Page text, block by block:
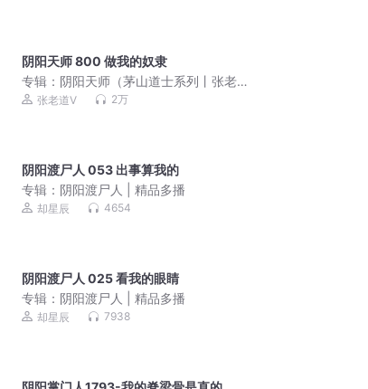
阴阳天师 800 做我的奴隶
专辑： 阴阳天师（茅山道士系列丨张老
道双播）
张老道V 2万
阴阳渡尸人 053 出事算我的
专辑： 阴阳渡尸人 | 精品多播
却星辰 4654
阴阳渡尸人 025 看我的眼睛
专辑： 阴阳渡尸人 | 精品多播
却星辰 7938